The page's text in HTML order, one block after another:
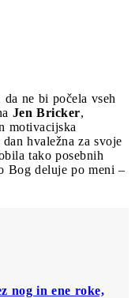
ne bi počela vseh
Jen Bricker,
motivacijska
hvaležna za svoje
tako posebnih
Bog deluje po meni –
nog in ene roke,